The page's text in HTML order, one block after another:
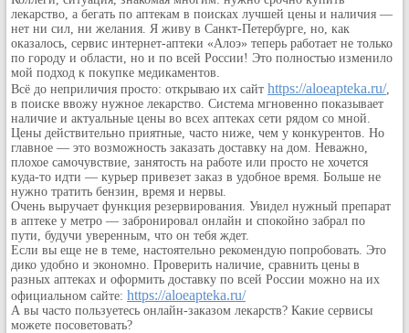
Регистрация
Забыли пароль?
Данные авторизации одинаковые с
сайтом 7ooo.ru
Форумы
Главная
Поиск
Новые сообщения
Беседы
Игры
Кулинария
Физкультура и спорт
Видео и Кино
Авто. Мото.
лекарство, а бегать по аптекам в поисках лучшей цены и наличия —
нет ни сил, ни желания. Я живу в Санкт-Петербурге, но, как
оказалось, сервис интернет-аптеки «Алоэ» теперь работает не только
по городу и области, но и по всей России! Это полностью изменило
мой подход к покупке медикаментов.
Всё до неприличия просто: открываю их сайт https://aloeapteka.ru/,
в поиске ввожу нужное лекарство. Система мгновенно показывает
наличие и актуальные цены во всех аптеках сети рядом со мной.
Цены действительно приятные, часто ниже, чем у конкурентов. Но
главное — это возможность заказать доставку на дом. Неважно,
плохое самочувствие, занятость на работе или просто не хочется
куда-то идти — курьер привезет заказ в удобное время. Больше не
нужно тратить бензин, время и нервы.
Очень выручает функция резервирования. Увидел нужный препарат
в аптеке у метро — забронировал онлайн и спокойно забрал по
пути, будучи уверенным, что он тебя ждет.
Если вы еще не в теме, настоятельно рекомендую попробовать. Это
дико удобно и экономно. Проверить наличие, сравнить цены в
разных аптеках и оформить доставку по всей России можно на их
официальном сайте: https://aloeapteka.ru/
А вы часто пользуетесь онлайн-заказом лекарств? Какие сервисы
можете посоветовать?